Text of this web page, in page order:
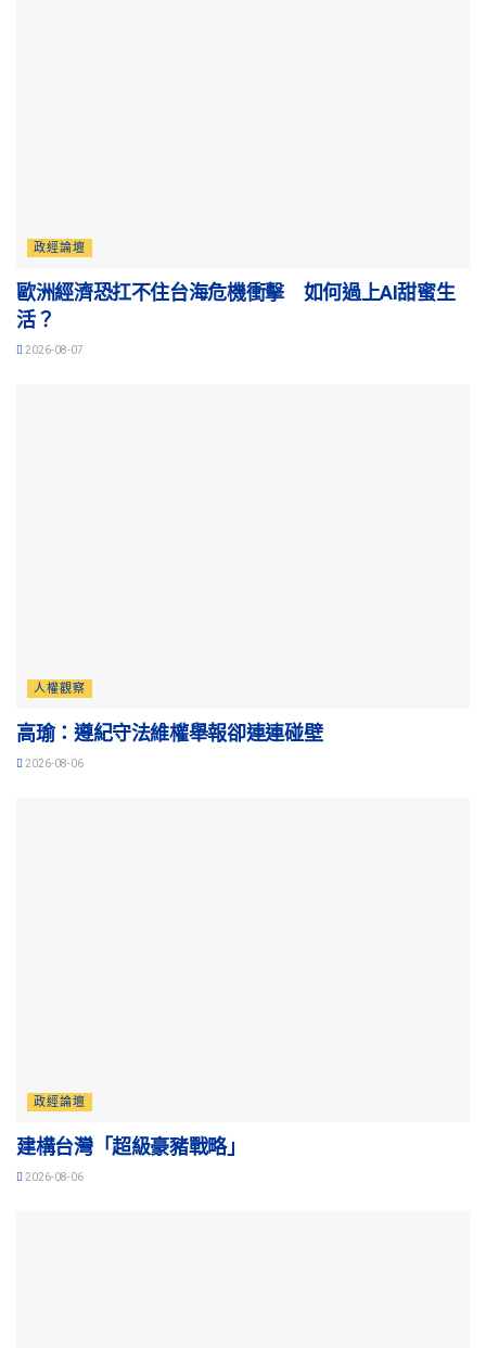
政經論壇
歐洲經濟恐扛不住台海危機衝擊 如何過上AI甜蜜生
活？
2026-08-07
人權觀察
高瑜：遵紀守法維權舉報卻連連碰壁
2026-08-06
政經論壇
建構台灣「超級豪豬戰略」
2026-08-06